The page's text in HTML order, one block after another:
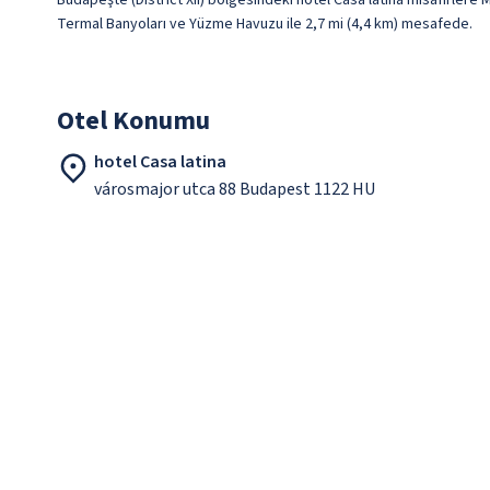
Termal Banyoları ve Yüzme Havuzu ile 2,7 mi (4,4 km) mesafede.
Otel Konumu
hotel Casa latina
városmajor utca 88 Budapest 1122 HU